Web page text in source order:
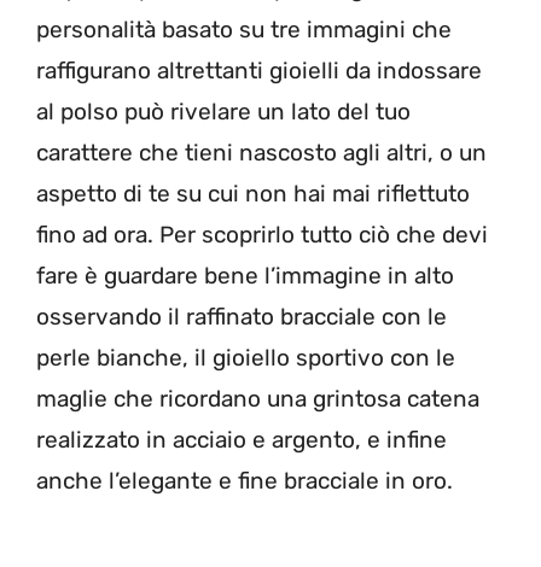
personalità basato su tre immagini che
raffigurano altrettanti gioielli da indossare
al polso può rivelare un lato del tuo
carattere che tieni nascosto agli altri, o un
aspetto di te su cui non hai mai riflettuto
fino ad ora. Per scoprirlo tutto ciò che devi
fare è guardare bene l’immagine in alto
osservando il raffinato bracciale con le
perle bianche, il gioiello sportivo con le
maglie che ricordano una grintosa catena
realizzato in acciaio e argento, e infine
anche l’elegante e fine bracciale in oro.